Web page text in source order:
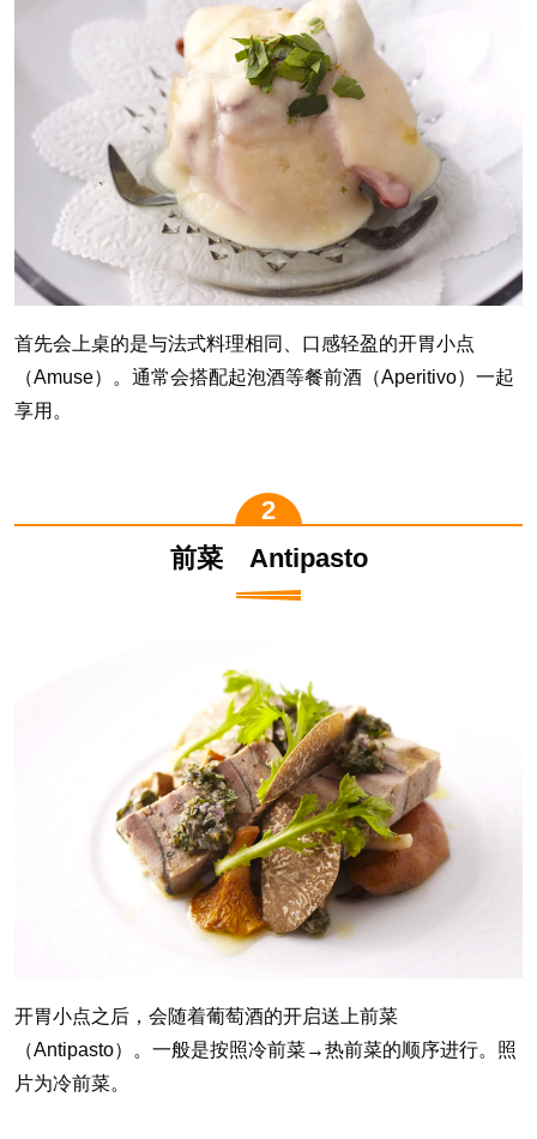
首先会上桌的是与法式料理相同、口感轻盈的开胃小点
（Amuse）。通常会搭配起泡酒等餐前酒（Aperitivo）一起
享用。
前菜 Antipasto
开胃小点之后，会随着葡萄酒的开启送上前菜
（Antipasto）。一般是按照冷前菜→热前菜的顺序进行。照
片为冷前菜。